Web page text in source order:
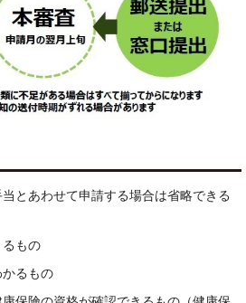
とあわせて申請する場合は省略できる
もの
るもの